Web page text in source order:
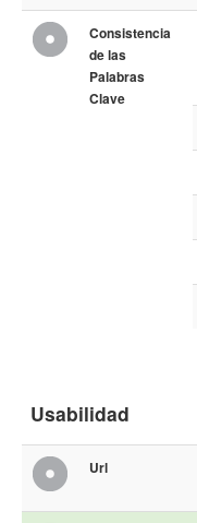
Consistencia
de las
Palabras
Clave
Usabilidad
Url